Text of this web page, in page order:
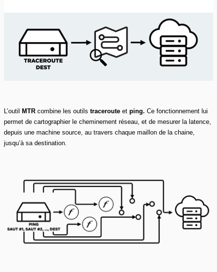
L’outil MTR combine les outils traceroute et ping. Ce fonctionnement lui
permet de cartographier le cheminement réseau, et de mesurer la latence,
depuis une machine source, au travers chaque maillon de la chaine,
jusqu’à sa destination.